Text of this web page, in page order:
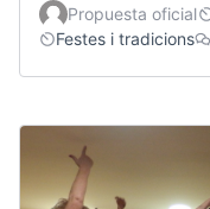
Propuesta oficial
Festes i tradicions